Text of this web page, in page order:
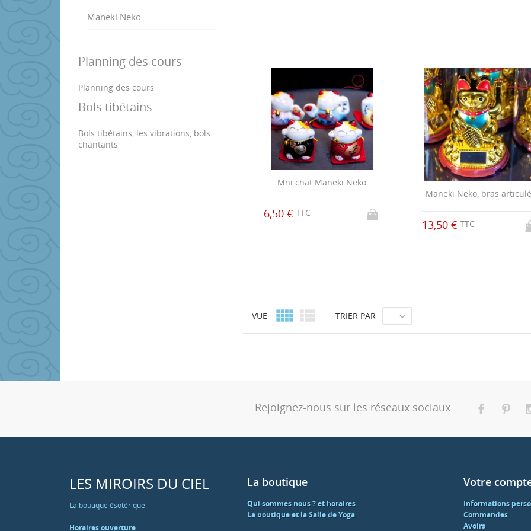
Maneki Neko
Planning des cours
Planning des cours
Bols tibétains
Bols tibétains, les vibrations, bols
chantants
Mni chat Maneki Neko
6,50 € TTC
Maneki Neko, bras
13,50 € TTC
VUE   TRIER PAR 
Rejoignez-nous sur les réseaux sociaux
LES MIROIRS DU CIEL
La boutique ésotérique
Horaires ouverture
La boutique
Qui sommes nous ? et horaires
La boutique et la Salle de Yoga
Votre
Informations
Commandes
Avoirs